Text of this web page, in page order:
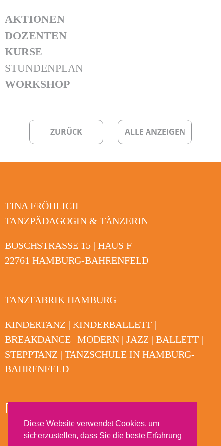
Diese Website verwendet Cookies, um
sicherzustellen, dass Sie die beste Erfahrung
AKTIONEN
DOZENTEN
KURSE
STUNDENPLAN
WORKSHOP
ZURÜCK ALLE ANZEIGEN
TINA FRÖHLICH
TANZPÄDAGOGIN & TÄNZERIN
BOSCHSTRASSE 15 | HAUS F
22761 HAMBURG-BAHRENFELD
TANZFABRIK HAMBURG
KINDERTANZ | KINDERBALLETT |
BREAKDANCE | MODERN | JAZZ | BALLETT |
STEPPTANZ | TANZSCHULE IN HAMBURG-
BAHRENFELD